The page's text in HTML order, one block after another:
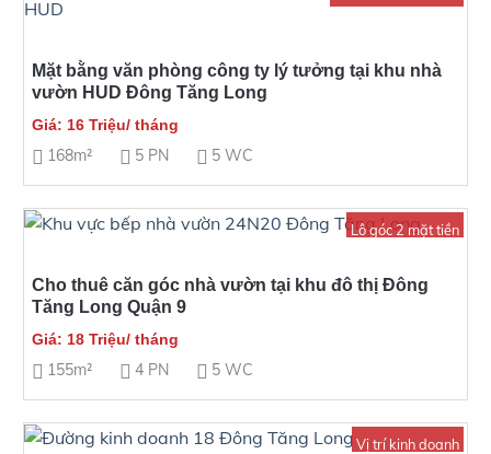
Mặt bằng văn phòng công ty lý tưởng tại khu nhà
vườn HUD Đông Tăng Long
Giá: 16 Triệu/ tháng
168m² 5 PN 5 WC
Lô góc 2 mặt tiền
Cho thuê căn góc nhà vườn tại khu đô thị Đông
Tăng Long Quận 9
Giá: 18 Triệu/ tháng
155m² 4 PN 5 WC
Vị trí kinh doanh